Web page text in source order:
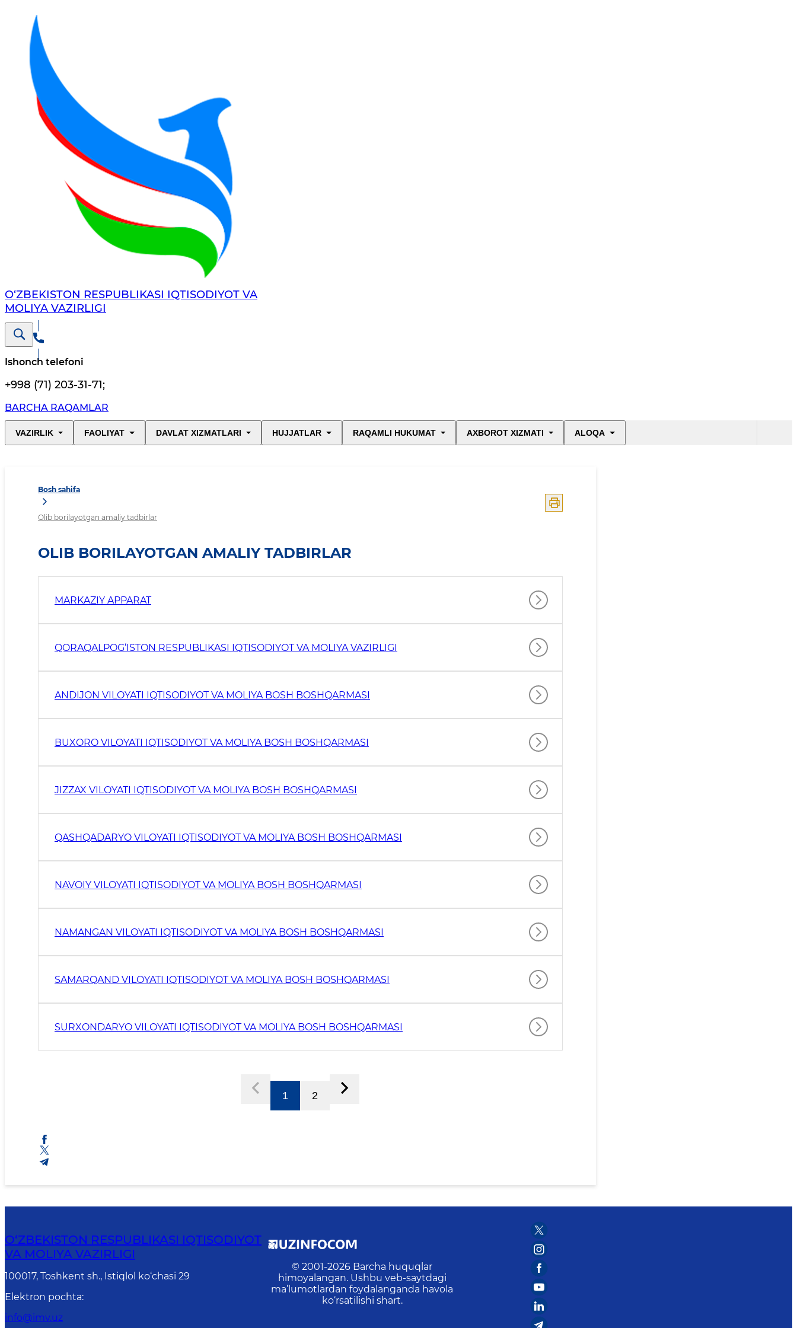
O‘ZBEKISTON RESPUBLIKASI IQTISODIYOT VA
MOLIYA VAZIRLIGI
Ishonch telefoni
+998 (71) 203-31-71;
BARCHA RAQAMLAR
VAZIRLIK FAOLIYAT DAVLAT XIZMATLARI HUJJATLAR RAQAMLI HUKUMAT AXBOROT XIZMATI ALOQA
Bosh sahifa
Olib borilayotgan amaliy tadbirlar
OLIB BORILAYOTGAN AMALIY TADBIRLAR
MARKAZIY APPARAT
QORAQALPOG‘ISTON RESPUBLIKASI IQTISODIYOT VA MOLIYA VAZIRLIGI
ANDIJON VILOYATI IQTISODIYOT VA MOLIYA BOSH BOSHQARMASI
BUXORO VILOYATI IQTISODIYOT VA MOLIYA BOSH BOSHQARMASI
JIZZAX VILOYATI IQTISODIYOT VA MOLIYA BOSH BOSHQARMASI
QASHQADARYO VILOYATI IQTISODIYOT VA MOLIYA BOSH BOSHQARMASI
NAVOIY VILOYATI IQTISODIYOT VA MOLIYA BOSH BOSHQARMASI
NAMANGAN VILOYATI IQTISODIYOT VA MOLIYA BOSH BOSHQARMASI
SAMARQAND VILOYATI IQTISODIYOT VA MOLIYA BOSH BOSHQARMASI
SURXONDARYO VILOYATI IQTISODIYOT VA MOLIYA BOSH BOSHQARMASI
1 2
O‘ZBEKISTON RESPUBLIKASI IQTISODIYOT
VA MOLIYA VAZIRLIGI
100017, Toshkent sh., Istiqlol ko‘chasi 29
Elektron pochta:
info@imv.uz
© 2001-2026 Barcha huquqlar
himoyalangan. Ushbu veb-saytdagi
ma’lumotlardan foydalanganda havola
ko‘rsatilishi shart.